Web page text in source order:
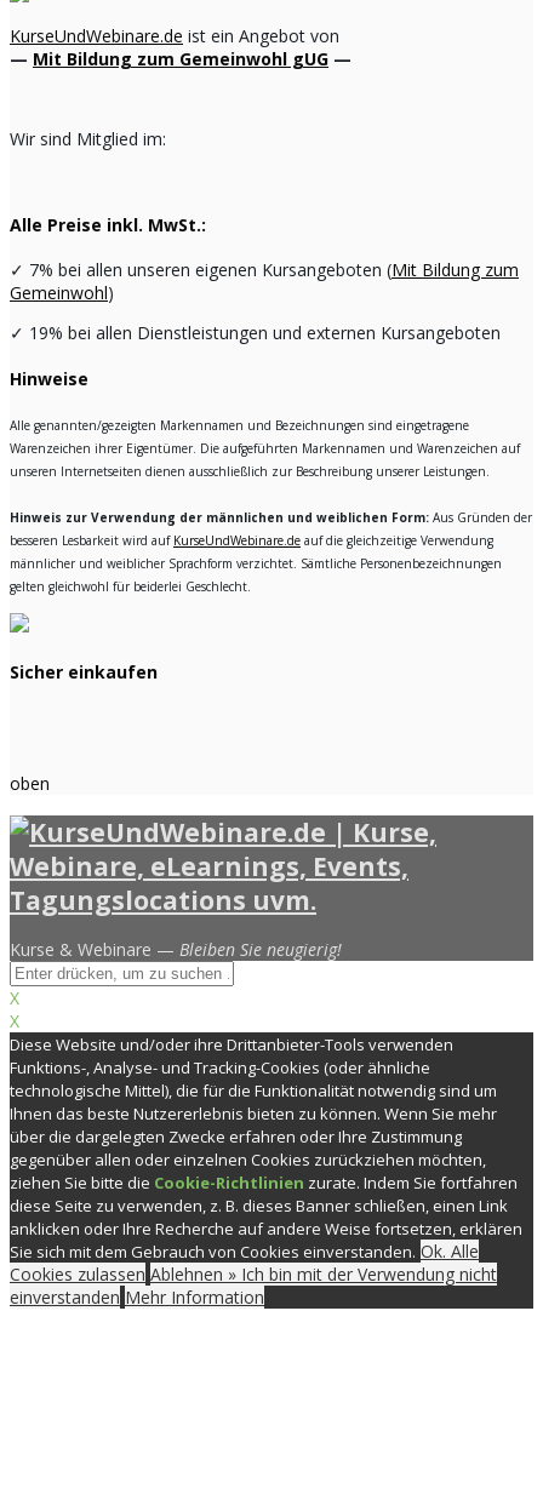
KurseUndWebinare.de ist ein Angebot von
— Mit Bildung zum Gemeinwohl gUG —
Wir sind Mitglied im:
Alle Preise inkl. MwSt.:
✓ 7% bei allen unseren eigenen Kursangeboten (Mit Bildung zum
Gemeinwohl)
✓ 19% bei allen Dienstleistungen und externen Kursangeboten
Hinweise
Alle genannten/gezeigten Markennamen und Bezeichnungen sind eingetragene
Warenzeichen ihrer Eigentümer. Die aufgeführten Markennamen und Warenzeichen auf
unseren Internetseiten dienen ausschließlich zur Beschreibung unserer Leistungen.
Hinweis zur Verwendung der männlichen und weiblichen Form: Aus Gründen der
besseren Lesbarkeit wird auf KurseUndWebinare.de auf die gleichzeitige Verwendung
männlicher und weiblicher Sprachform verzichtet. Sämtliche Personenbezeichnungen
gelten gleichwohl für beiderlei Geschlecht.
Sicher einkaufen
oben
Kurse & Webinare — Bleiben Sie neugierig!
X
X
Diese Website und/oder ihre Drittanbieter-Tools verwenden
Funktions-, Analyse- und Tracking-Cookies (oder ähnliche
technologische Mittel), die für die Funktionalität notwendig sind um
Ihnen das beste Nutzererlebnis bieten zu können. Wenn Sie mehr
über die dargelegten Zwecke erfahren oder Ihre Zustimmung
gegenüber allen oder einzelnen Cookies zurückziehen möchten,
ziehen Sie bitte die Cookie-Richtlinien zurate. Indem Sie fortfahren
diese Seite zu verwenden, z. B. dieses Banner schließen, einen Link
anklicken oder Ihre Recherche auf andere Weise fortsetzen, erklären
Sie sich mit dem Gebrauch von Cookies einverstanden. Ok. Alle
Cookies zulassen Ablehnen » Ich bin mit der Verwendung nicht
einverstanden Mehr Information